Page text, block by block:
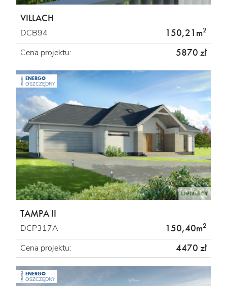
VILLACH
DCB94 150,21m2
Cena projektu: 5870 zł
PROJEKT ENERGO
OSZCZĘDNY
TAMPA II
DCP317A 150,40m2
Cena projektu: 4470 zł
PROJEKT ENERGO
OSZCZĘDNY